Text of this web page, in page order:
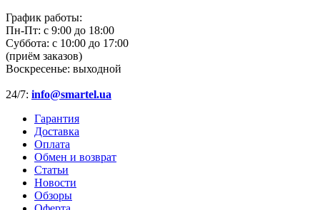
График работы:
Пн-Пт: с 9:00 до 18:00
Суббота: с 10:00 до 17:00
(приём заказов)
Воскресенье: выходной
24/7: info@smartel.ua
Гарантия
Доставка
Оплата
Обмен и возврат
Статьи
Новости
Обзоры